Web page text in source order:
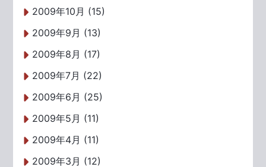
2009年10月 (15)
2009年9月 (13)
2009年8月 (17)
2009年7月 (22)
2009年6月 (25)
2009年5月 (11)
2009年4月 (11)
2009年3月 (12)